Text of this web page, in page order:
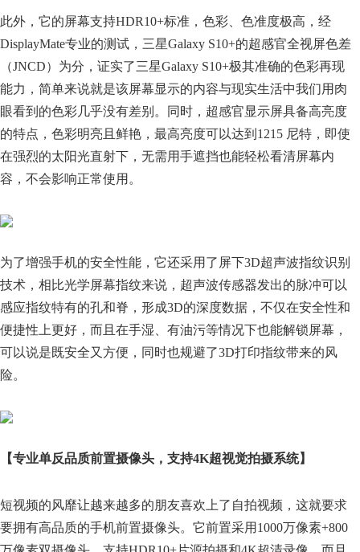
此外，它的屏幕支持HDR10+标准，色彩、色准度极高，经
DisplayMate专业的测试，三星Galaxy S10+的超感官全视屏色差
（JNCD）为分，证实了三星Galaxy S10+极其准确的色彩再现
能力，简单来说就是该屏幕显示的内容与现实生活中我们用肉
眼看到的色彩几乎没有差别。同时，超感官显示屏具备高亮度
的特点，色彩明亮且鲜艳，最高亮度可以达到1215 尼特，即使
在强烈的太阳光直射下，无需用手遮挡也能轻松看清屏幕内
容，不会影响正常使用。
为了增强手机的安全性能，它还采用了屏下3D超声波指纹识别
技术，相比光学屏幕指纹来说，超声波传感器发出的脉冲可以
感应指纹特有的孔和脊，形成3D的深度数据，不仅在安全性和
便捷性上更好，而且在手湿、有油污等情况下也能解锁屏幕，
可以说是既安全又方便，同时也规避了3D打印指纹带来的风
险。
【专业单反品质前置摄像头，支持4K超视觉拍摄系统】
短视频的风靡让越来越多的朋友喜欢上了自拍视频，这就要求
要拥有高品质的手机前置摄像头。它前置采用1000万像素+800